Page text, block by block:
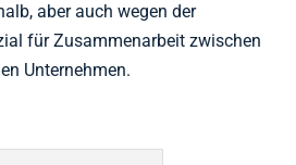
aber auch wegen der
für Zusammenarbeit zwischen
Unternehmen.